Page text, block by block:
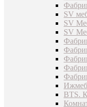
SV
SV
SV
BTS.